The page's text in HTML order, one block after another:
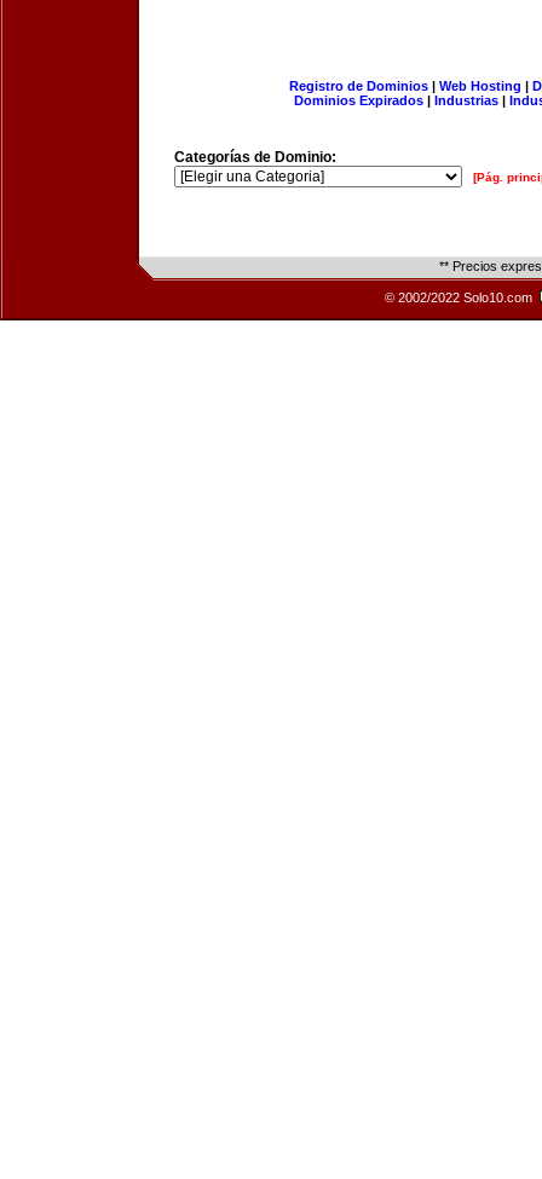
Registro de Dominios| Web Hosting |
Dominios Expirados | Industrias |
Categorías de Dominio:
[Pág.
** Precios
© 2002/2022 Solo10.com